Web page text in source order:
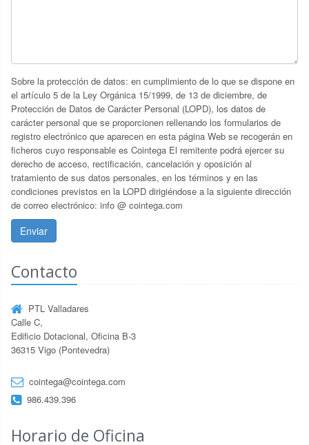
Sobre la protección de datos: en cumplimiento de lo que se dispone en
el artículo 5 de la Ley Orgánica 15/1999, de 13 de diciembre, de
Protección de Datos de Carácter Personal (LOPD), los datos de
carácter personal que se proporcionen rellenando los formularios de
registro electrónico que aparecen en esta página Web se recogerán en
ficheros cuyo responsable es Cointega El remitente podrá ejercer su
derecho de acceso, rectificación, cancelación y oposición al
tratamiento de sus datos personales, en los términos y en las
condiciones previstos en la LOPD dirigiéndose a la siguiente dirección
de correo electrónico: info @ cointega.com
Enviar
Contacto
PTL Valladares
Calle C,
Edificio Dotacional, Oficina B-3
36315 Vigo (Pontevedra)
cointega@cointega.com
986.439.396
Horario de Oficina